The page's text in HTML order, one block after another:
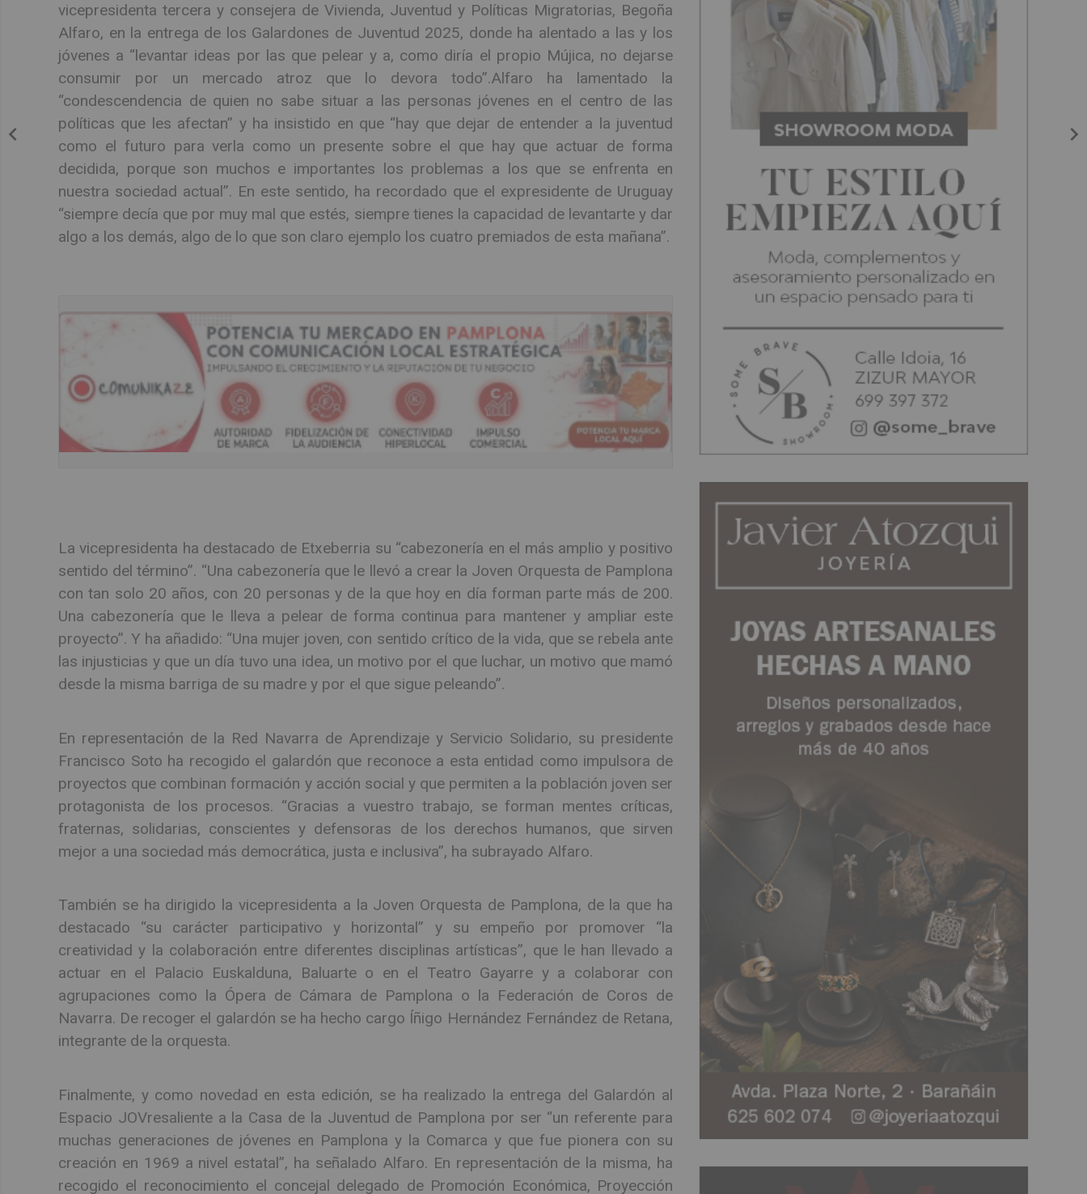
vicepresidenta tercera y consejera de Vivienda, Juventud y Políticas Migratorias, Begoña
Alfaro, en la entrega de los Galardones de Juventud 2025, donde ha alentado a las y los
jóvenes a “levantar ideas por las que pelear y a, como diría el propio Mújica, no dejarse
consumir por un mercado atroz que lo devora todo”.Alfaro ha lamentado la
“condescendencia de quien no sabe situar a las personas jóvenes en el centro de las
políticas que les afectan” y ha insistido en que “hay que dejar de entender a la juventud
como el futuro para verla como un presente sobre el que hay que actuar de forma
decidida, porque son muchos e importantes los problemas a los que se enfrenta en
nuestra sociedad actual”. En este sentido, ha recordado que el expresidente de Uruguay
“siempre decía que por muy mal que estés, siempre tienes la capacidad de levantarte y dar
algo a los demás, algo de lo que son claro ejemplo los cuatro premiados de esta mañana”.
La vicepresidenta ha destacado de Etxeberria su “cabezonería en el más amplio y positivo
sentido del término”. “Una cabezonería que le llevó a crear la Joven Orquesta de Pamplona
con tan solo 20 años, con 20 personas y de la que hoy en día forman parte más de 200.
Una cabezonería que le lleva a pelear de forma continua para mantener y ampliar este
proyecto”. Y ha añadido: “Una mujer joven, con sentido crítico de la vida, que se rebela ante
las injusticias y que un día tuvo una idea, un motivo por el que luchar, un motivo que mamó
desde la misma barriga de su madre y por el que sigue peleando”.
En representación de la Red Navarra de Aprendizaje y Servicio Solidario, su presidente
Francisco Soto ha recogido el galardón que reconoce a esta entidad como impulsora de
proyectos que combinan formación y acción social y que permiten a la población joven ser
protagonista de los procesos. “Gracias a vuestro trabajo, se forman mentes críticas,
fraternas, solidarias, conscientes y defensoras de los derechos humanos, que sirven
mejor a una sociedad más democrática, justa e inclusiva”, ha subrayado Alfaro.
También se ha dirigido la vicepresidenta a la Joven Orquesta de Pamplona, de la que ha
destacado “su carácter participativo y horizontal” y su empeño por promover “la
creatividad y la colaboración entre diferentes disciplinas artísticas”, que le han llevado a
actuar en el Palacio Euskalduna, Baluarte o en el Teatro Gayarre y a colaborar con
agrupaciones como la Ópera de Cámara de Pamplona o la Federación de Coros de
Navarra. De recoger el galardón se ha hecho cargo Íñigo Hernández Fernández de Retana,
integrante de la orquesta.
Finalmente, y como novedad en esta edición, se ha realizado la entrega del Galardón al
Espacio JOVresaliente a la Casa de la Juventud de Pamplona por ser “un referente para
muchas generaciones de jóvenes en Pamplona y la Comarca y que fue pionera con su
creación en 1969 a nivel estatal”, ha señalado Alfaro. En representación de la misma, ha
recogido el reconocimiento el concejal delegado de Promoción Económica, Proyección